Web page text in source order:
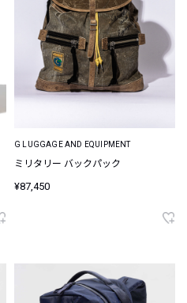
G LUGGAGE AND EQUIPMENT
ミリタリー バックパック
¥87,450